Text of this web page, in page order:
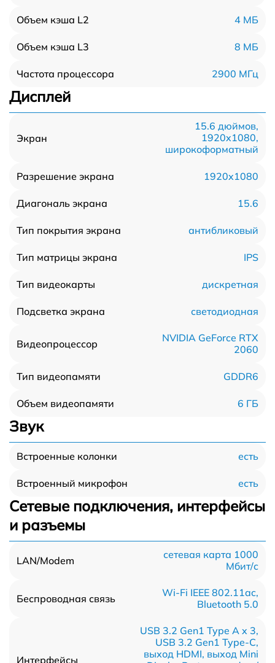
Объем кэша L2 4 МБ
Объем кэша L3 8 МБ
Частота процессора 2900 МГц
Дисплей
Экран
15.6 дюймов,
1920x1080,
широкоформатный
Разрешение экрана 1920x1080
Диагональ экрана 15.6
Тип покрытия экрана антибликовый
Тип матрицы экрана IPS
Тип видеокарты дискретная
Подсветка экрана светодиодная
Видеопроцессор
NVIDIA GeForce RTX
2060
Тип видеопамяти GDDR6
Объем видеопамяти 6 ГБ
Звук
Встроенные колонки есть
Встроенный микрофон есть
Сетевые подключения, интерфейсы
и разъемы
LAN/Modem
сетевая карта 1000
Мбит/c
Беспроводная связь
Wi-Fi IEEE 802.11ac,
Bluetooth 5.0
Интерфейсы
USB 3.2 Gen1 Type A x 3,
USB 3.2 Gen1 Type-С,
выход HDMI, выход Mini